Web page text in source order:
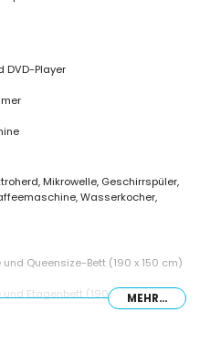
DVD-Player
Mikrowelle, Geschirrspüler,
Wasserkocher,
Queensize-Bett (190 x 150 cm)
Etagenbett (190 x 90 cm)
und 2 Einzelbetten (200 x 90 cm)
MEHR...